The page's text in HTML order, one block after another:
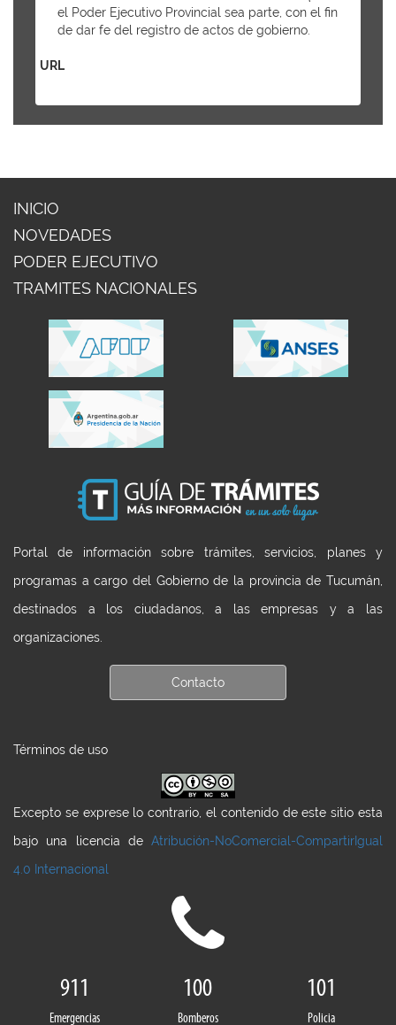
el Poder Ejecutivo Provincial sea parte, con el fin
de dar fe del registro de actos de gobierno.
URL
INICIO
NOVEDADES
PODER EJECUTIVO
TRAMITES NACIONALES
Portal de información sobre trámites, servicios, planes y
programas a cargo del Gobierno de la provincia de Tucumán,
destinados a los ciudadanos, a las empresas y a las
organizaciones.
Contacto
Términos de uso
Excepto se exprese lo contrario, el contenido de este sitio esta
bajo una licencia de Atribución-NoComercial-CompartirIgual
4.0 Internacional
911
Emergencias
100
Bomberos
101
Policia